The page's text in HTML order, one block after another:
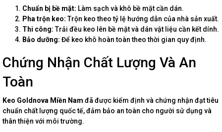
Chuẩn bị bề mặt: Làm sạch và khô bề mặt cần dán.
Pha trộn keo:Trộn keo theo tỷ lệ hướng dẫn của nhà sản xuất.
Thi công:Trải đều keo lên bề mặt và dán vật liệu cần kết dính.
Bảo dưỡng: Để keo khô hoàn toàn theo thời gian quy định.
Chứng Nhận Chất Lượng Và An
Toàn
Keo Goldnova Miền Nam đã được kiểm định và chứng nhận đạt tiêu
chuẩn chất lượng quốc tế, đảm bảo an toàn cho người sử dụng và
thân thiện với môi trường.